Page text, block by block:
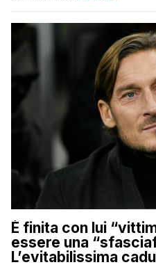
È finita con lui
essere una
L’evitabilissima